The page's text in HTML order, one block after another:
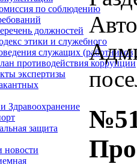
по соблюдению
должностей
этики и служебного
служащих (работников)
противодействия коррупции
экспертизы
Здравоохранение
защита
новости